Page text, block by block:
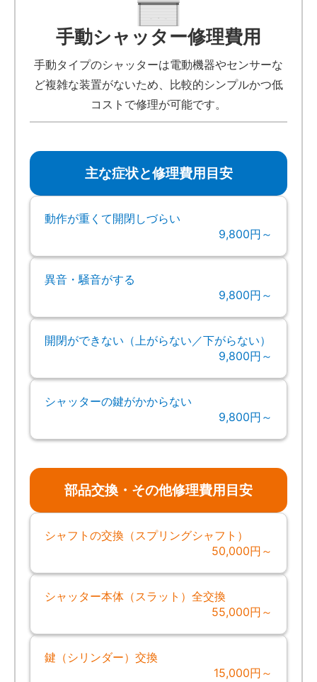
手動シャッター修理費用
手動タイプのシャッターは電動機器やセンサーな
ど複雑な装置がないため、比較的シンプルかつ低
コストで修理が可能です。
主な症状と修理費用目安
動作が重くて開閉しづらい
9,800円～
異音・騒音がする
9,800円～
開閉ができない（上がらない／下がらない）
9,800円～
シャッターの鍵がかからない
9,800円～
部品交換・その他修理費用目安
シャフトの交換（スプリングシャフト）
50,000円～
シャッター本体（スラット）全交換
55,000円～
鍵（シリンダー）交換
15,000円～